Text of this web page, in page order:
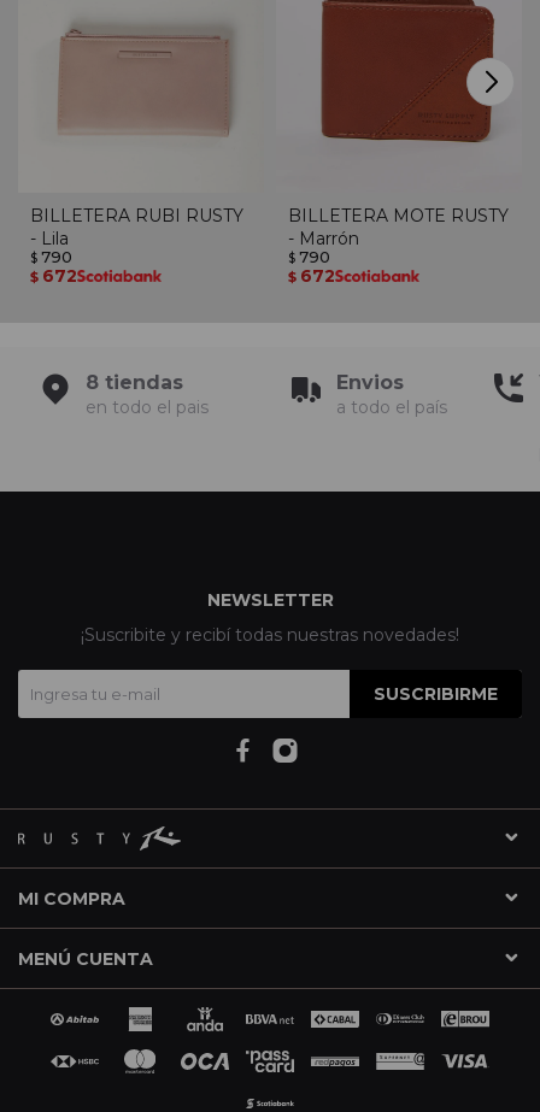
BILLETERA RUBI RUSTY
- Lila
$ 790
$ 672
BILLETERA MOTE RUSTY
- Marrón
$ 790
$ 672
8 tiendas
en todo el pais
Envios
a todo el país
MI COMPRA
MENÚ CUENTA
NEWSLETTER
¡Suscribite y recibí todas nuestras novedades!
SUSCRIBIRME